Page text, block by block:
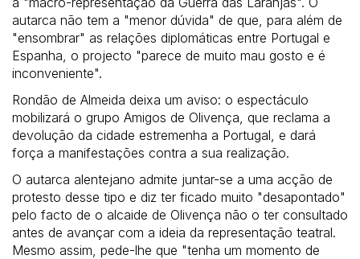
autarca não tem a "menor dúvida" de que, para além de
"ensombrar" as relações diplomáticas entre Portugal e
Espanha, o projecto "parece de muito mau gosto e é
inconveniente".
Rondão de Almeida deixa um aviso: o espectáculo
mobilizará o grupo Amigos de Olivença, que reclama a
devolução da cidade estremenha a Portugal, e dará
força a manifestações contra a sua realização.
O autarca alentejano admite juntar-se a uma acção de
protesto desse tipo e diz ter ficado muito "desapontado"
pelo facto de o alcaide de Olivença não o ter consultado
antes de avançar com a ideia da representação teatral.
Mesmo assim, pede-lhe que "tenha um momento de